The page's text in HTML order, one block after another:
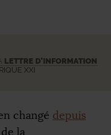
LETTRE D’INFORMATION
XXI
changé depuis
la